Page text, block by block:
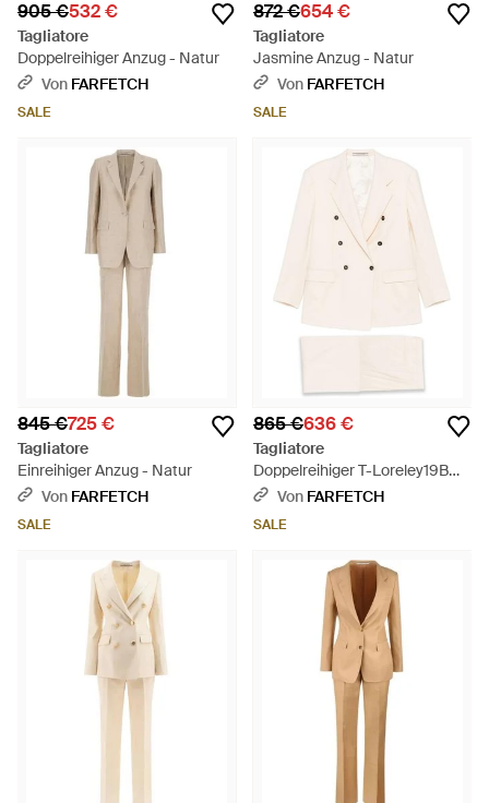
905 €532 €
Tagliatore
Doppelreihiger Anzug - Natur
Von FARFETCH
SALE
872 €654 €
Tagliatore
Jasmine Anzug - Natur
Von FARFETCH
SALE
845 €725 €
Tagliatore
Einreihiger Anzug - Natur
Von FARFETCH
SALE
865 €636 €
Tagliatore
Doppelreihiger T-Loreley19B
Anzug Mit Tasche - Natur
Von FARFETCH
SALE